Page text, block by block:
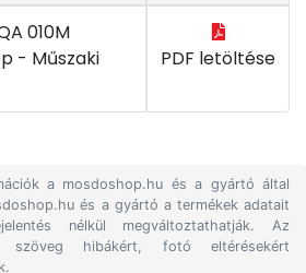
010M
- Műszaki
PDF letöltése
a mosdoshop.hu és a gyártó által
és a gyártó a termékek adatait
nélkül megváltoztathatják. Az
szöveg hibákért, fotó eltérésekért